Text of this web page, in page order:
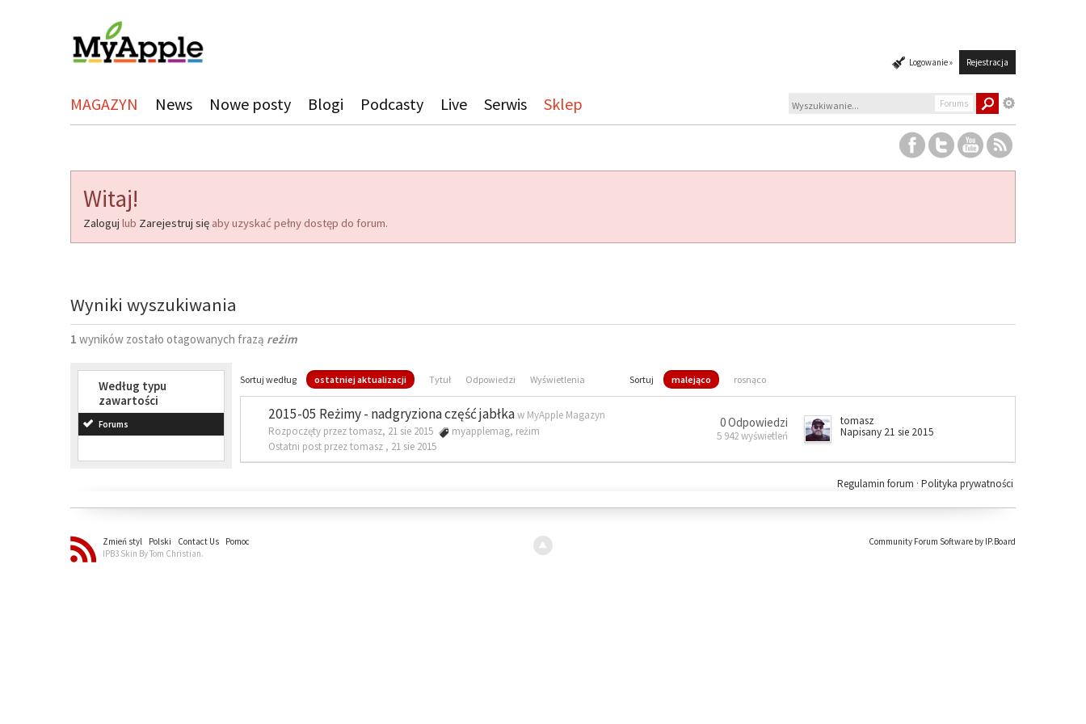
Logowanie » Rejestracja
MAGAZYN News Nowe posty Blogi Podcasty Live Serwis Sklep Forums
Witaj!
Zaloguj lub Zarejestruj się aby uzyskać pełny dostęp do forum.
Wyniki wyszukiwania
1 wyników zostało otagowanych frazą reżim
Według typu
zawartości
Forums
Sortuj według ostatniej aktualizacji Tytuł Odpowiedzi Wyświetlenia Sortuj malejąco rosnąco
2015-05 Reżimy - nadgryziona część jabłkaw MyApple Magazyn
Rozpoczęty przez tomasz, 21 sie 2015
myapplemag, reżim
Ostatni post przez tomasz , 21 sie 2015
0 Odpowiedzi
5 942 wyświetleń
tomasz
Napisany 21 sie 2015
Polityka prywatności
Regulamin forum ·
Zmień styl Polski Contact Us
Pomoc
IPB3 Skin By Tom Christian.
Community Forum Software by IP.Board